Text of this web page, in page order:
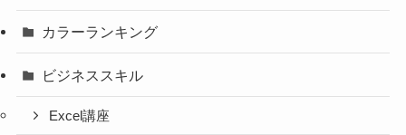
カラーランキング
ビジネススキル
Excel講座